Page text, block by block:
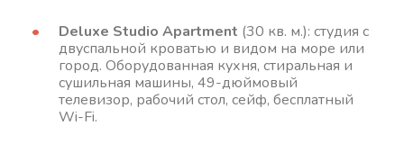
Deluxe Studio Apartment (30 кв. м.): студия с
двуспальной кроватью и видом на море или
город. Оборудованная кухня, стиральная и
сушильная машины, 49-дюймовый
телевизор, рабочий стол, сейф, бесплатный
Wi-Fi.